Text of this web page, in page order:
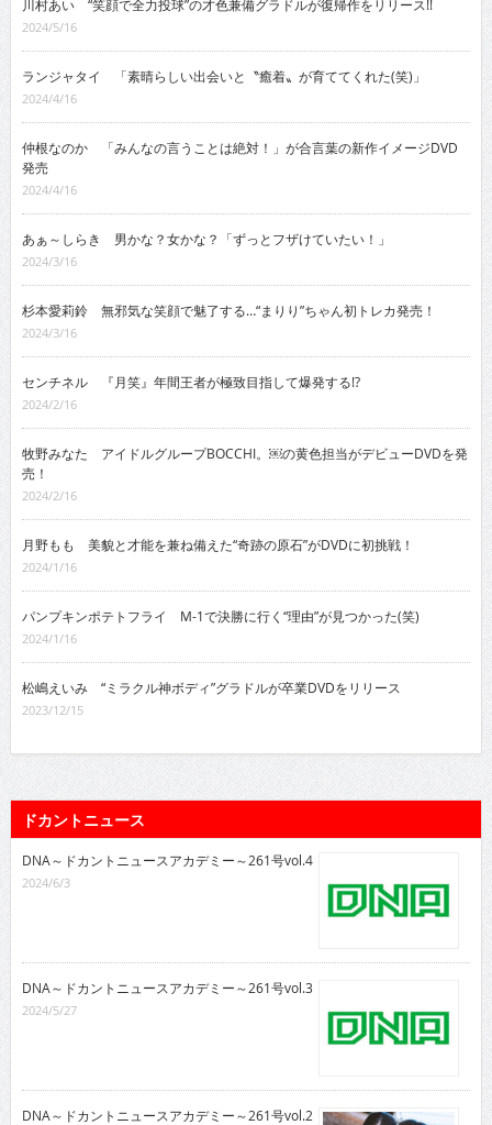
川村あい “笑顔で全力投球”の才色兼備グラドルが復帰作をリリース!!
2024/5/16
ランジャタイ 「素晴らしい出会いと〝癒着〟が育ててくれた(笑)」
2024/4/16
仲根なのか 「みんなの言うことは絶対！」が合言葉の新作イメージDVD
発売
2024/4/16
あぁ～しらき 男かな？女かな？「ずっとフザけていたい！」
2024/3/16
杉本愛莉鈴 無邪気な笑顔で魅了する…“まりり”ちゃん初トレカ発売！
2024/3/16
センチネル 『月笑』年間王者が極致目指して爆発する!?
2024/2/16
牧野みなた アイドルグループBOCCHI。￼の黄色担当がデビューDVDを発
売！
2024/2/16
月野もも 美貌と才能を兼ね備えた“奇跡の原石”がDVDに初挑戦！
2024/1/16
パンプキンポテトフライ M-1で決勝に行く“理由”が見つかった(笑)
2024/1/16
松嶋えいみ “ミラクル神ボディ”グラドルが卒業DVDをリリース
2023/12/15
ドカントニュース
DNA～ドカントニュースアカデミー～261号vol.4
2024/6/3
DNA～ドカントニュースアカデミー～261号vol.3
2024/5/27
DNA～ドカントニュースアカデミー～261号vol.2